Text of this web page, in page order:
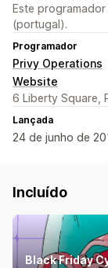
Este
(portugal).
Programador
Privy Operations
Website
6 Liberty Square,
Lançada
24 de junho de
Incluído
Black Friday